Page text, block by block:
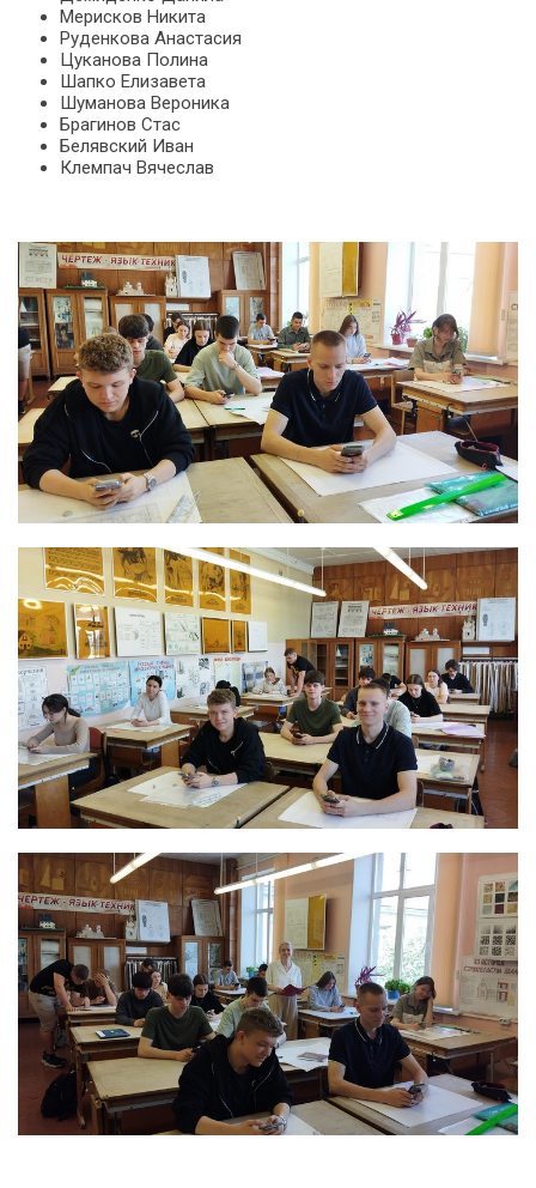
Мерисков Никита
Руденкова Анастасия
Цуканова Полина
Шапко Елизавета
Шуманова Вероника
Брагинов Стас
Белявский Иван
Клемпач Вячеслав